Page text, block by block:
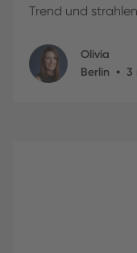
Trend und
Olivia
Berlin • 3